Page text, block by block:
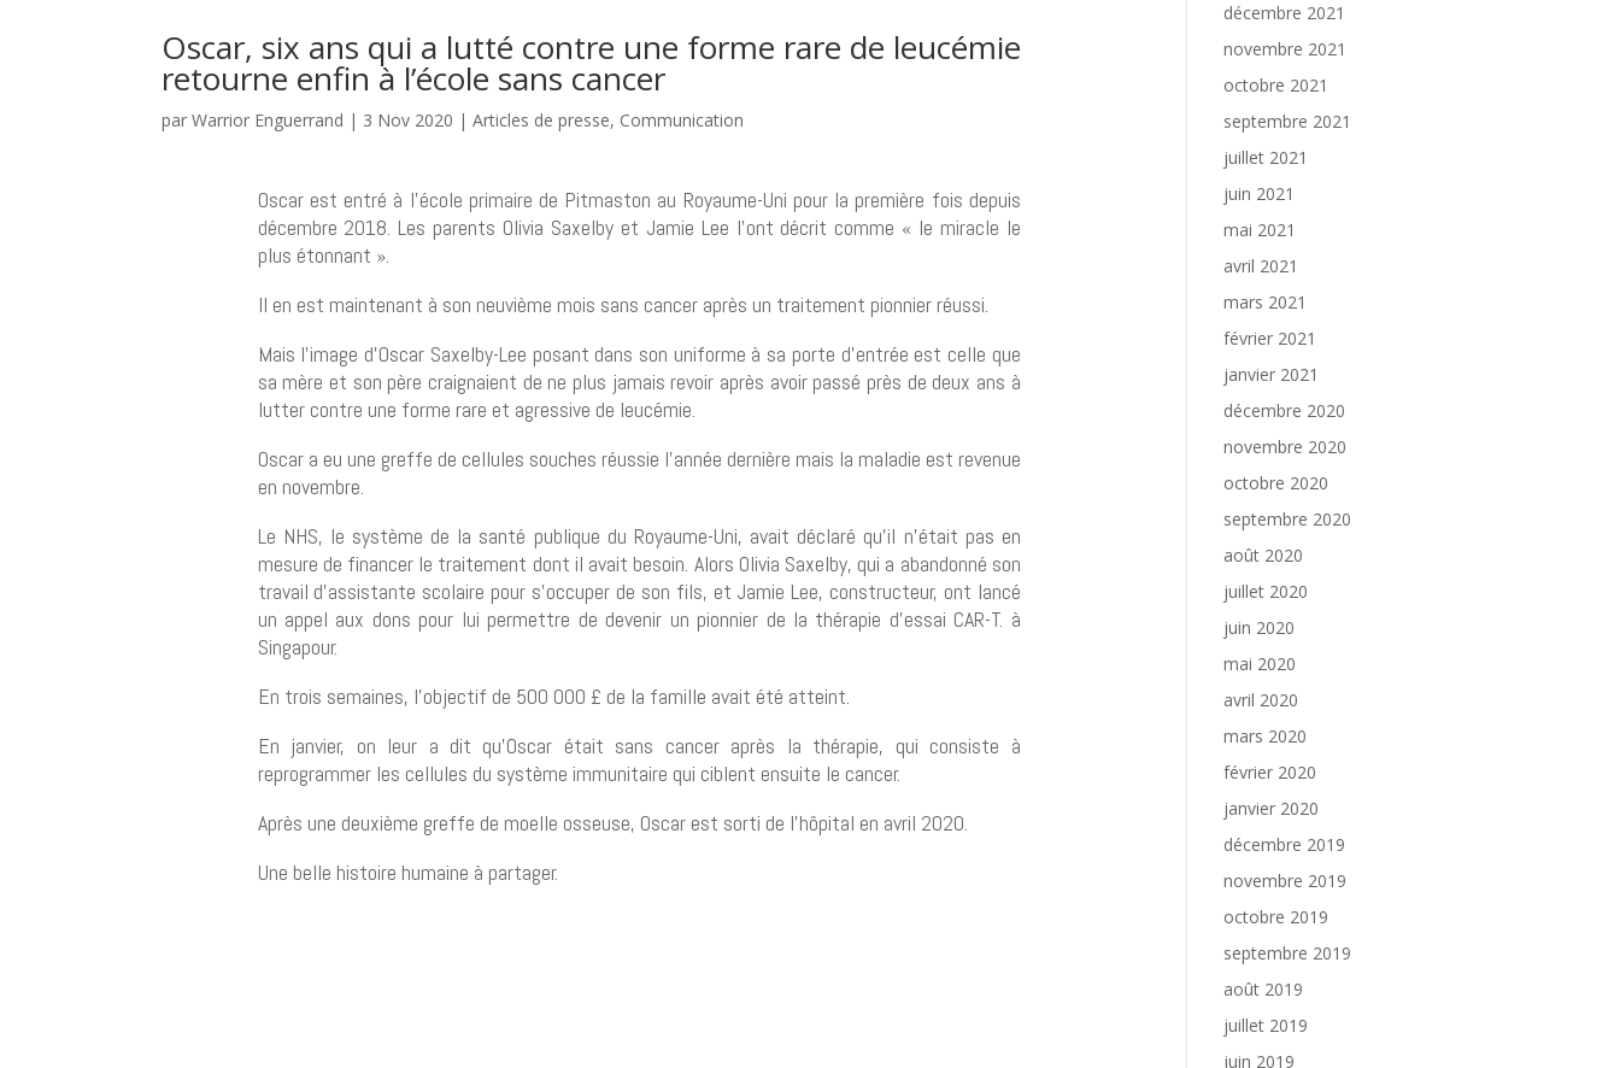
Oscar, six ans qui a lutté contre une forme rare de leucémie
retourne enfin à l’école sans cancer
parWarrior Enguerrand | 3 Nov 2020 |Articles de presse, Communication
Oscar est entré à l’école primaire de Pitmaston au Royaume-Uni pour la première fois depuis
décembre 2018. Les parents Olivia Saxelby et Jamie Lee l’ont décrit comme « le miracle le
plus étonnant ».
Il en est maintenant à son neuvième mois sans cancer après un traitement pionnier réussi.
Mais l’image d’Oscar Saxelby-Lee posant dans son uniforme à sa porte d’entrée est celle que
sa mère et son père craignaient de ne plus jamais revoir après avoir passé près de deux ans à
lutter contre une forme rare et agressive de leucémie.
Oscar a eu une greffe de cellules souches réussie l’année dernière mais la maladie est revenue
en novembre.
Le NHS, le système de la santé publique du Royaume-Uni, avait déclaré qu’il n’était pas en
mesure de financer le traitement dont il avait besoin. Alors Olivia Saxelby, qui a abandonné son
travail d’assistante scolaire pour s’occuper de son fils, et Jamie Lee, constructeur, ont lancé
un appel aux dons pour lui permettre de devenir un pionnier de la thérapie d’essai CAR-T. à
Singapour.
En trois semaines, l’objectif de 500 000 £ de la famille avait été atteint.
En janvier, on leur a dit qu’Oscar était sans cancer après la thérapie, qui consiste à
reprogrammer les cellules du système immunitaire qui ciblent ensuite le cancer.
Après une deuxième greffe de moelle osseuse, Oscar est sorti de l’hôpital en avril 2020.
Une belle histoire humaine à partager.
décembre 2021
novembre 2021
octobre 2021
septembre 2021
juillet 2021
juin 2021
mai 2021
avril 2021
mars 2021
février 2021
janvier 2021
décembre 2020
novembre 2020
octobre 2020
septembre 2020
août 2020
juillet 2020
juin 2020
mai 2020
avril 2020
mars 2020
février 2020
janvier 2020
décembre 2019
novembre 2019
octobre 2019
septembre 2019
août 2019
juillet 2019
juin 2019